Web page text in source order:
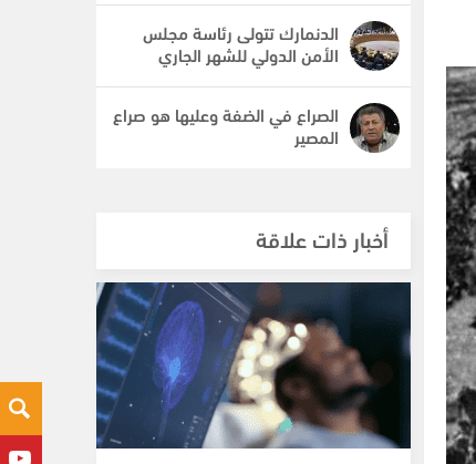
الدنمارك تتولى رئاسة مجلس
الأمن الدولي للشهر الجاري
الصراع في الضفة وعليها هو صراع
المصير
أخبار ذات علاقة